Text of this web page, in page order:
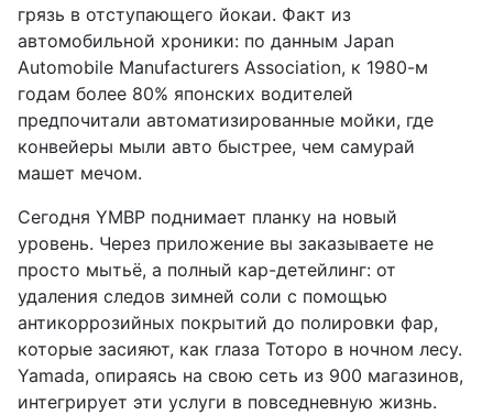
грязь в отступающего йокаи. Факт из
автомобильной хроники: по данным Japan
Automobile Manufacturers Association, к 1980-м
годам более 80% японских водителей
предпочитали автоматизированные мойки, где
конвейеры мыли авто быстрее, чем самурай
машет мечом.
Сегодня YMBP поднимает планку на новый
уровень. Через приложение вы заказываете не
просто мытьё, а полный кар-детейлинг: от
удаления следов зимней соли с помощью
антикоррозийных покрытий до полировки фар,
которые засияют, как глаза Тоторо в ночном лесу.
Yamada, опираясь на свою сеть из 900 магазинов,
интегрирует эти услуги в повседневную жизнь.